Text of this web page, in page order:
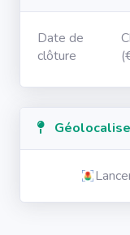
Date de
clôture